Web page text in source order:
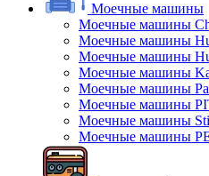
Моечные машины
Моечные машины
Моечные машины
Моечные машины
Моечные машины
Моечные машины
Моечные машины
Моечные машины
Моечные машины